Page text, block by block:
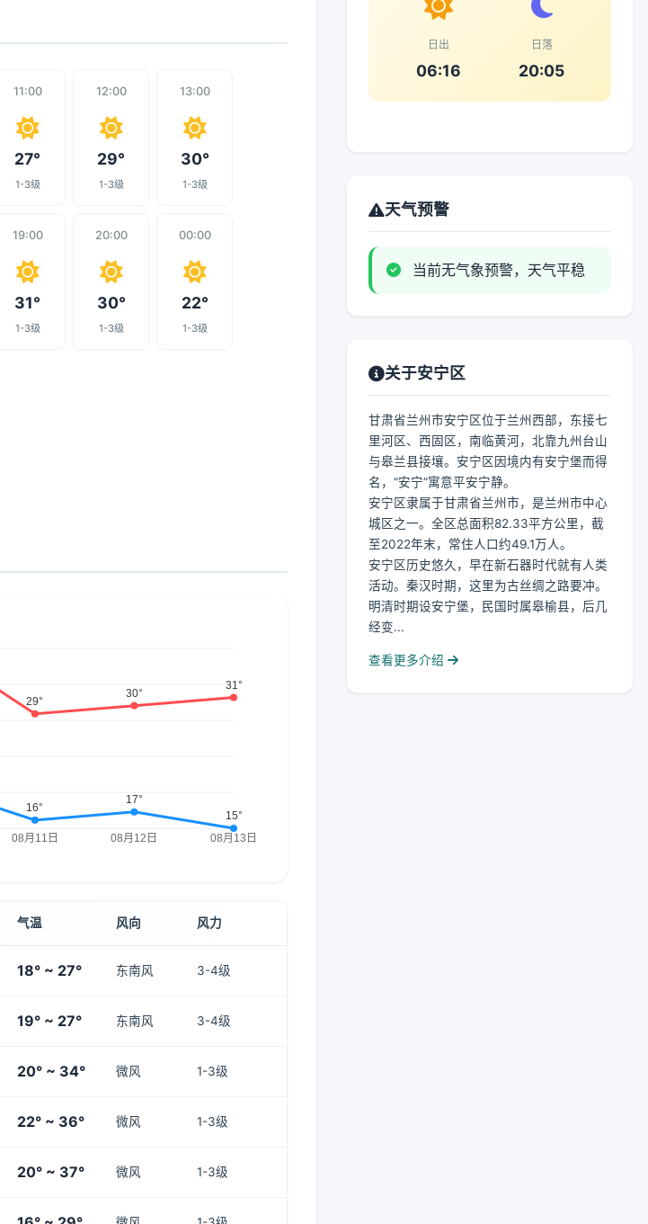
11:00
27°
1-3级
12:00
29°
1-3级
13:00
30°
1-3级
19:00
31°
1-3级
20:00
30°
1-3级
00:00
22°
1-3级
气温 风向 风力
18° ~ 27° 东南风 3-4级
19° ~ 27° 东南风 3-4级
20° ~ 34° 微风 1-3级
22° ~ 36° 微风 1-3级
20° ~ 37° 微风 1-3级
日出
06:16
日落
20:05
天气预警
当前无气象预警，天气平稳
关于安宁区
甘肃省兰州市安宁区位于兰州西部，东接七
里河区、西固区，南临黄河，北靠九州台山
与皋兰县接壤。安宁区因境内有安宁堡而得
名，“安宁”寓意平安宁静。
安宁区隶属于甘肃省兰州市，是兰州市中心
城区之一。全区总面积82.33平方公里，截
至2022年末，常住人口约49.1万人。
安宁区历史悠久，早在新石器时代就有人类
活动。秦汉时期，这里为古丝绸之路要冲。
明清时期设安宁堡，民国时属皋榆县，后几
经变...
查看更多介绍